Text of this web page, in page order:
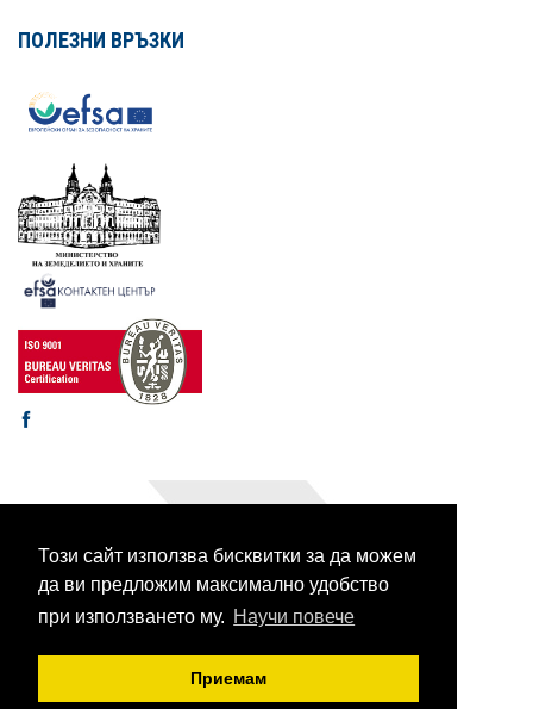
Този сайт използва бисквитки за да можем
да ви предложим максимално удобство
при използването му. Научи повече
Приемам
ПОЛЕЗНИ ВРЪЗКИ
© 2003-2026 CORHV
Всички права запазени.